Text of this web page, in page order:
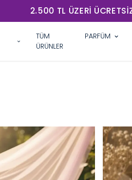
2.500 TL ÜZERI
TÜM
ÜRÜNLER
PARFÜM